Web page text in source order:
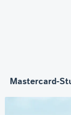
Mastercard-